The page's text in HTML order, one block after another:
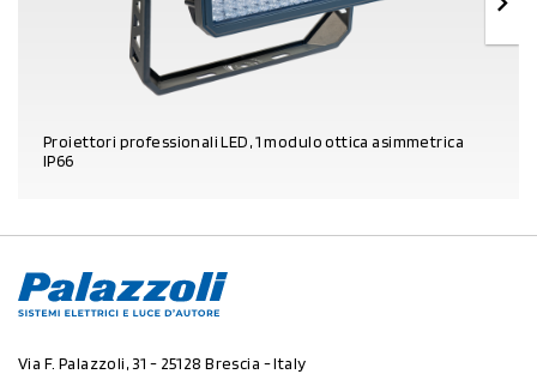
Proiettori professionali LED, 1 modulo ottica asimmetrica
IP66
Via F. Palazzoli, 31 - 25128 Brescia - Italy